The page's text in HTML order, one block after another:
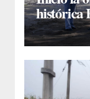
histórica
Yanina
primeros